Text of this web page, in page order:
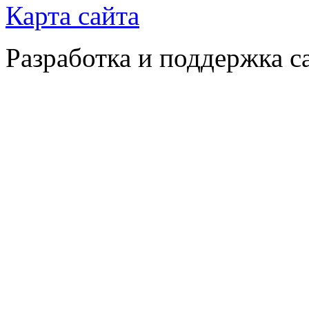
Карта сайта
Разработка и поддержка